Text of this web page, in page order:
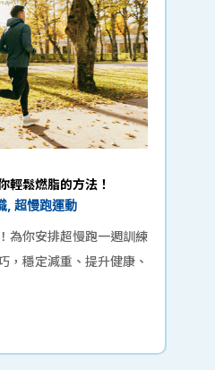
輕鬆燃脂的方法！
, 超慢跑運動
為你安排超慢跑一週訓練
，穩定減重、提升健康、